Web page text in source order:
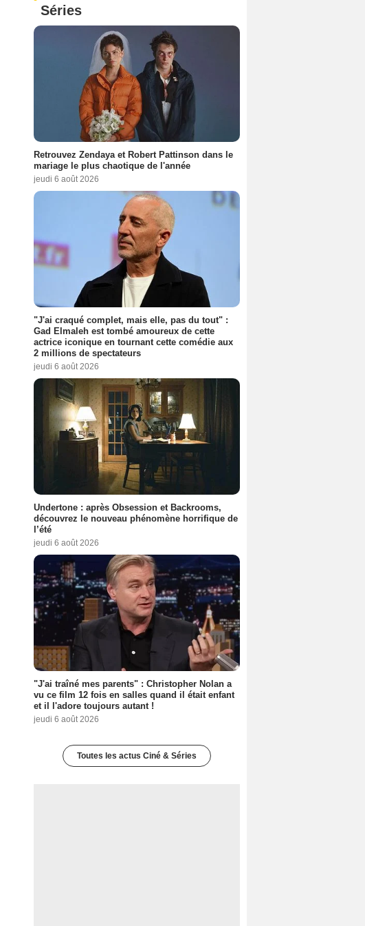
Séries
Retrouvez Zendaya et Robert Pattinson dans le
mariage le plus chaotique de l'année
jeudi 6 août 2026
"J'ai craqué complet, mais elle, pas du tout" :
Gad Elmaleh est tombé amoureux de cette
actrice iconique en tournant cette comédie aux
2 millions de spectateurs
jeudi 6 août 2026
Undertone : après Obsession et Backrooms,
découvrez le nouveau phénomène horrifique de
l’été
jeudi 6 août 2026
"J'ai traîné mes parents" : Christopher Nolan a
vu ce film 12 fois en salles quand il était enfant
et il l'adore toujours autant !
jeudi 6 août 2026
Toutes les actus Ciné & Séries